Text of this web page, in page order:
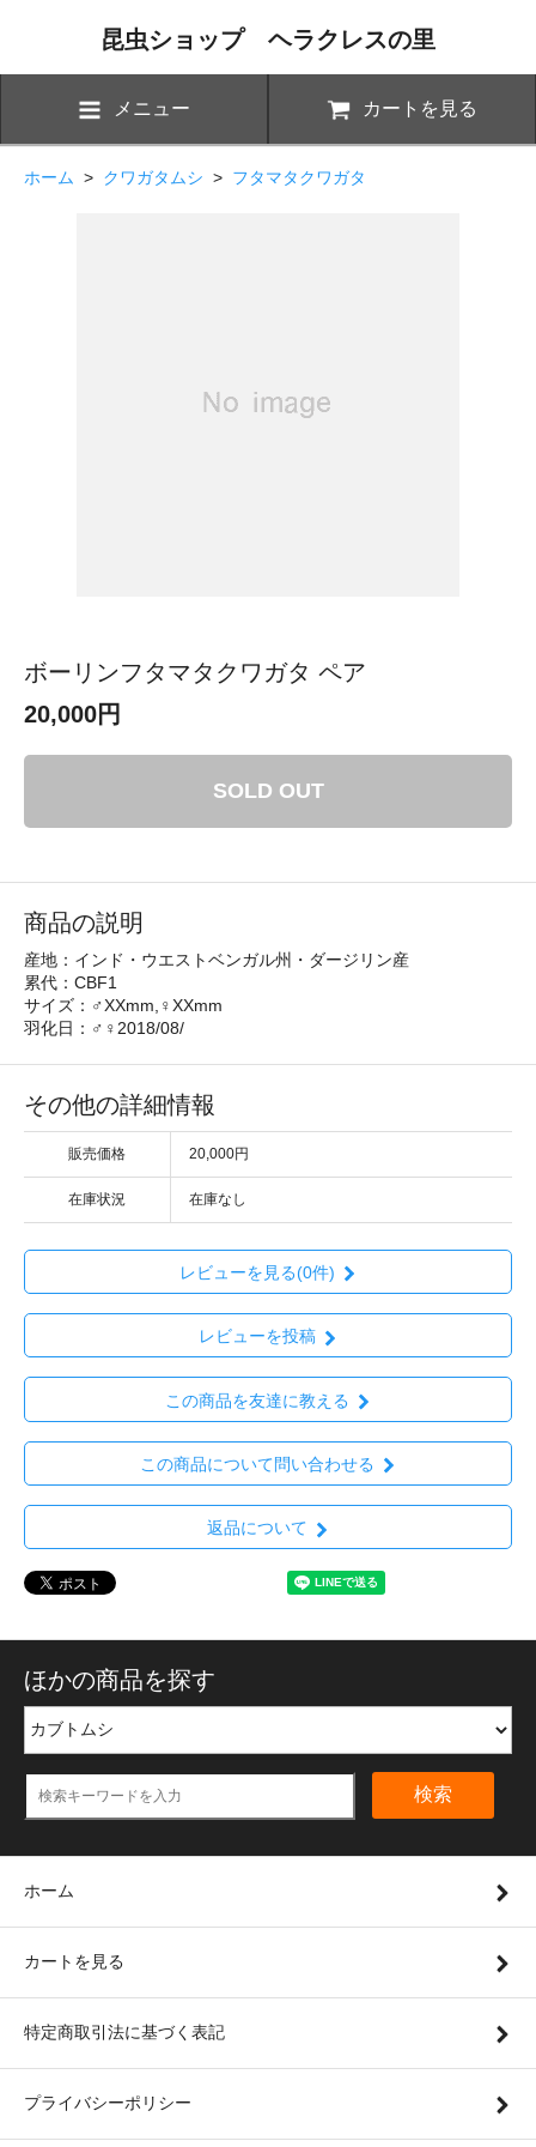
昆虫ショップ ヘラクレスの里
メニュー カートを見る
ホーム > クワガタムシ > フタマタクワガタ
ボーリンフタマタクワガタ ペア
20,000円
SOLD OUT
商品の説明
産地：インド・ウエストベンガル州・ダージリン産
累代：CBF1
サイズ：♂XXmm,♀XXmm
羽化日：♂♀2018/08/
その他の詳細情報
販売価格 20,000円
在庫状況 在庫なし
レビューを見る(0件)
レビューを投稿
この商品を友達に教える
この商品について問い合わせる
返品について
ほかの商品を探す
検索
ホーム
カートを見る
特定商取引法に基づく表記
プライバシーポリシー